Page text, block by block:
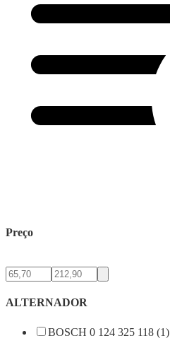
Preço
ALTERNADOR
BOSCH 0 124 325 118 (1)